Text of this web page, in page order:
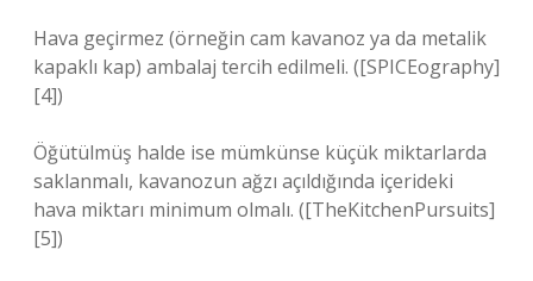
Hava geçirmez (örneğin cam kavanoz ya da metalik
kapaklı kap) ambalaj tercih edilmeli. ([SPICEography]
[4])
Öğütülmüş halde ise mümkünse küçük miktarlarda
saklanmalı, kavanozun ağzı açıldığında içerideki
hava miktarı minimum olmalı. ([TheKitchenPursuits]
[5])